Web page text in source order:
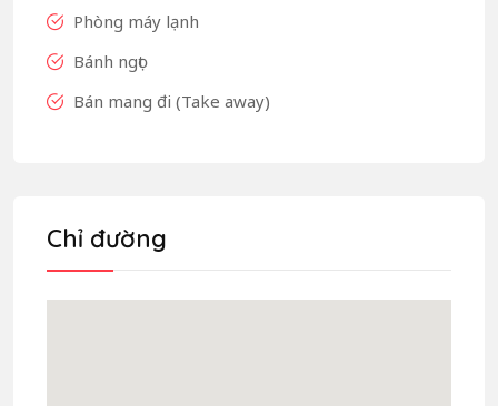
Phòng máy lạnh
Bánh ngọt
Bán mang đi (Take away)
Chỉ đường